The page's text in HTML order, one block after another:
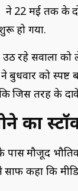
ने 22 मई तक के
हो गया.
रहे सवालों को
को स्पष्ट
जिस तरह के
का
पास मौजूद
कहा कि